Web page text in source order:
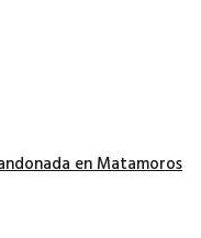
en Matamoros